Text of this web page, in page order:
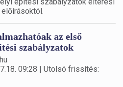
az első
szabályzatok
09:28 | Utolsó frissítés: